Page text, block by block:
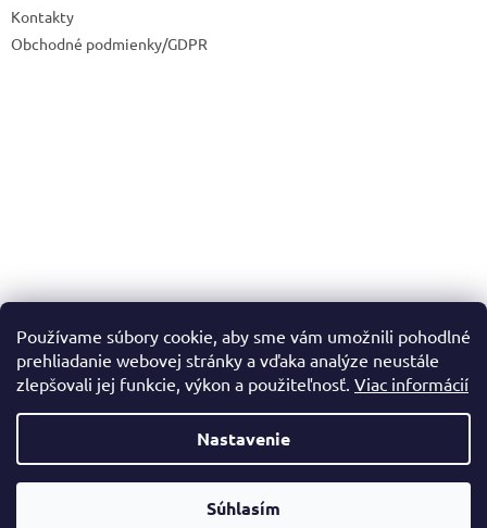
Používame súbory cookie, aby sme vám umožnili pohodlné
prehliadanie webovej stránky a vďaka analýze neustále
zlepšovali jej funkcie, výkon a použiteľnosť. Viac informácií
Nastavenie
Súhlasím
Kontakty
Obchodné podmienky/GDPR
Vytvoril Shoptet
Dadadrogeria.sk. Všetky práva vyhradené.